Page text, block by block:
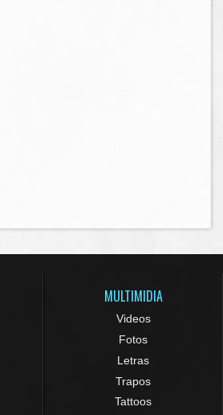
MULTIMIDIA
Videos
Fotos
Letras
Trapos
Tattoos